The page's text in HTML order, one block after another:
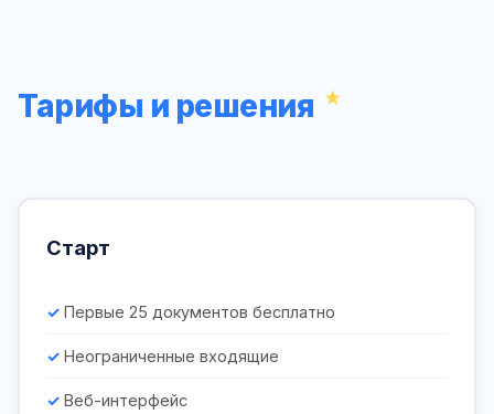
Тарифы и решения
Старт
Первые 25 документов бесплатно
Неограниченные входящие
Веб-интерфейс